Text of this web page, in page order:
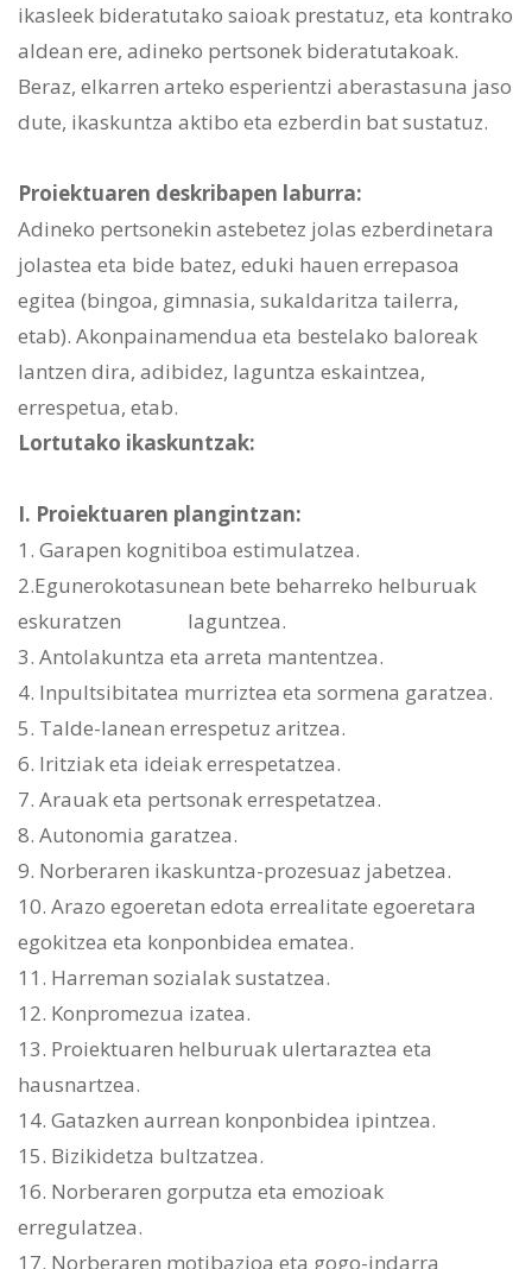
ikasleek bideratutako saioak prestatuz, eta kontrako
aldean ere, adineko pertsonek bideratutakoak.
Beraz, elkarren arteko esperientzi aberastasuna jaso
dute, ikaskuntza aktibo eta ezberdin bat sustatuz.
Proiektuaren deskribapen laburra:
Adineko pertsonekin astebetez jolas ezberdinetara
jolastea eta bide batez, eduki hauen errepasoa
egitea (bingoa, gimnasia, sukaldaritza tailerra,
etab). Akonpainamendua eta bestelako baloreak
lantzen dira, adibidez, laguntza eskaintzea,
errespetua, etab.
Lortutako ikaskuntzak:
I. Proiektuaren plangintzan:
1. Garapen kognitiboa estimulatzea.
2.Egunerokotasunean bete beharreko helburuak
eskuratzen laguntzea.
3. Antolakuntza eta arreta mantentzea.
4. Inpultsibitatea murriztea eta sormena garatzea.
5. Talde-lanean errespetuz aritzea.
6. Iritziak eta ideiak errespetatzea.
7. Arauak eta pertsonak errespetatzea.
8. Autonomia garatzea.
9. Norberaren ikaskuntza-prozesuaz jabetzea.
10. Arazo egoeretan edota errealitate egoeretara
egokitzea eta konponbidea ematea.
11. Harreman sozialak sustatzea.
12. Konpromezua izatea.
13. Proiektuaren helburuak ulertaraztea eta
hausnartzea.
14. Gatazken aurrean konponbidea ipintzea.
15. Bizikidetza bultzatzea.
16. Norberaren gorputza eta emozioak
erregulatzea.
17. Norberaren motibazioa eta gogo-indarra